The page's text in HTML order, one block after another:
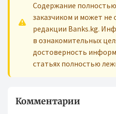
Содержание
заказчиком и может
редакции Banks.kg.
в ознакомительных
достоверность
статьях полностью
Комментарии